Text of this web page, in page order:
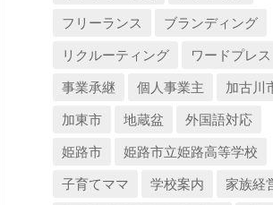
フリーランス
ブランディング
リクルーティング
ワードプレス
事業承継
個人事業主
加古川
加東市
地蔵盆
外国語対応
姫路市
姫路市立姫路高等学校
子育てママ
学校案内
家族経